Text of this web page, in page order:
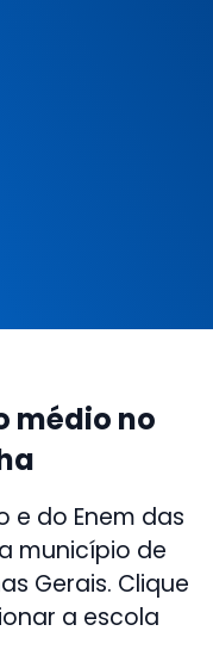
médio no
e do Enem das
município de
Gerais. Clique
a escola